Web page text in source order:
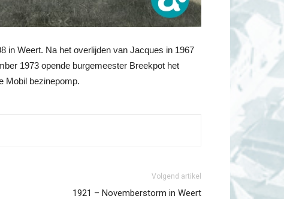
in Weert. Na het overlijden van Jacques in 1967
1973 opende burgemeester Breekpot het
Mobil bezinepomp.
Volgend artikel
1921 – Novemberstorm in Weert